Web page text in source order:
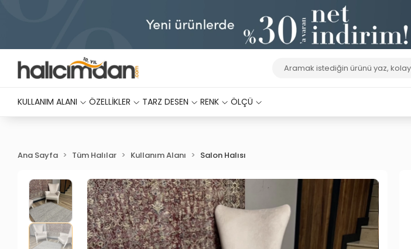
KULLANIM ALANI ÖZELLİKLER TARZ DESEN RENK ÖLÇÜ
Ana Sayfa Tüm Halılar Kullanım Alanı Salon Halısı